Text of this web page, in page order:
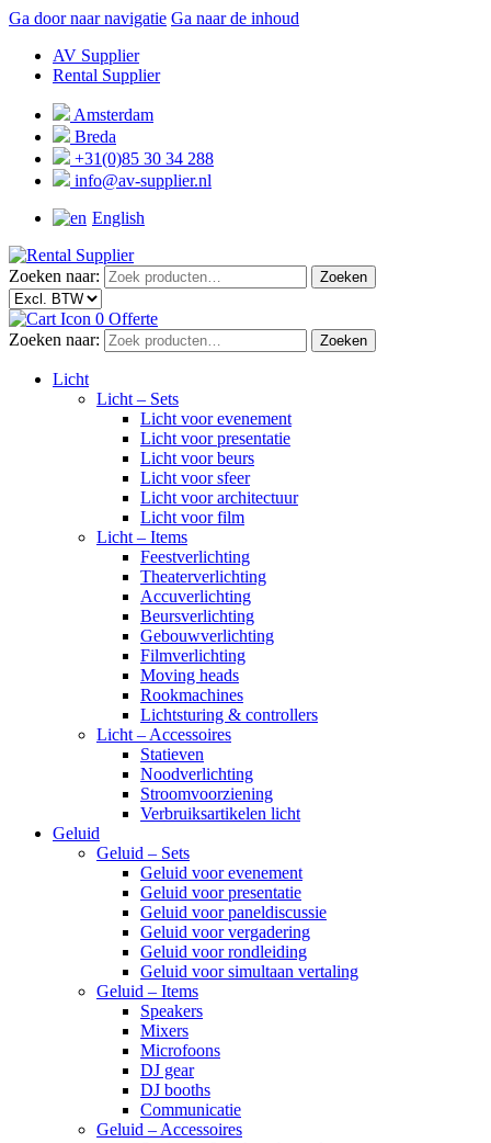
Ga door naar navigatie Ga naar de inhoud
AV Supplier
Rental Supplier
Amsterdam
Breda
+31(0)85 30 34 288
info@av-supplier.nl
English
Zoeken naar: Zoeken
0 Offerte
Zoeken naar:
Zoeken
Licht
Licht – Sets
Licht voor evenement
Licht voor presentatie
Licht voor beurs
Licht voor sfeer
Licht voor architectuur
Licht voor film
Licht – Items
Feestverlichting
Theaterverlichting
Accuverlichting
Beursverlichting
Gebouwverlichting
Filmverlichting
Moving heads
Rookmachines
Lichtsturing & controllers
Licht – Accessoires
Statieven
Noodverlichting
Stroomvoorziening
Verbruiksartikelen licht
Geluid
Geluid – Sets
Geluid voor evenement
Geluid voor presentatie
Geluid voor paneldiscussie
Geluid voor vergadering
Geluid voor rondleiding
Geluid voor simultaan vertaling
Geluid – Items
Speakers
Mixers
Microfoons
DJ gear
DJ booths
Communicatie
Geluid – Accessoires